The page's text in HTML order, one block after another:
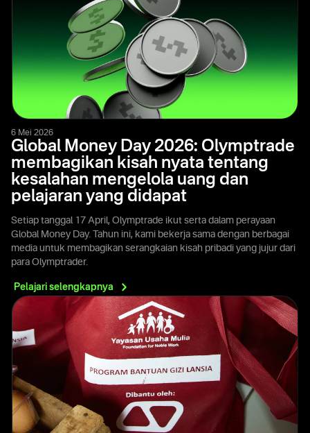
6 Mei 2026
Global Money Day 2026: Olymptrade
membagikan kisah nyata tentang
kesalahan mengelola uang dan
pelajaran yang didapat
Setiap tanggal 17 April, Olymptrade ikut serta dalam perayaan
Global Money Day. Tahun ini, kami bekerja sama dengan berbagai
media untuk membagikan serangkaian kisah pribadi yang jujur dari
para Olymptrader.
Pelajari selengkapnya